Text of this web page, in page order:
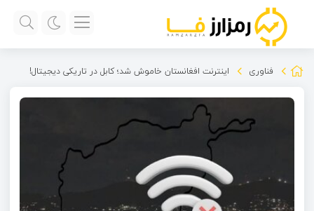
فناوری اینترنت افغانستان خاموش شد؛ کابل در تاریکی دیجیتال!